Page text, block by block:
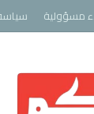
مسؤولية